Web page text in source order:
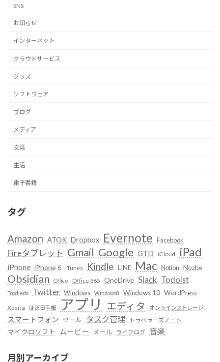
SNS
お知らせ
インターネット
クラウドサービス
グッズ
ソフトウェア
ブログ
メディア
文具
生活
電子書籍
タグ
Amazon ATOK Dropbox Evernote Facebook
Fireタブレット Gmail Google GTD iCloud iPad
iPhone iPhone 6 iTunes Kindle LINE Mac Notion Nozbe
Obsidian Office Office 365 OneDrive Slack Todoist
Toodledo Twitter Windows Windows8 Windows 10 WordPress
Xperia ほぼ日手帳 アプリ エディタ オンラインストレージ
スマートフォン セール タスク管理 トラベラーズノート
マイクロソフト ムービー メール ライフログ 音楽
月別アーカイブ